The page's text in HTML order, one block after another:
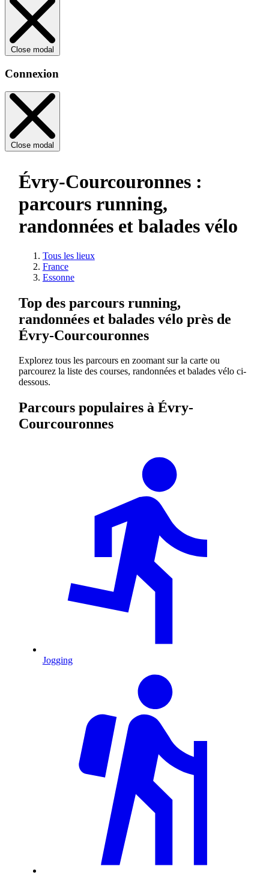
Close modal
Connexion
Close modal
Évry-Courcouronnes :
parcours running,
randonnées et balades vélo
Tous les lieux
France
Essonne
Top des parcours running,
randonnées et balades vélo près de
Évry-Courcouronnes
Explorez tous les parcours en zoomant sur la carte ou
parcourez la liste des courses, randonnées et balades vélo ci-
dessous.
Parcours populaires à Évry-
Courcouronnes
Jogging